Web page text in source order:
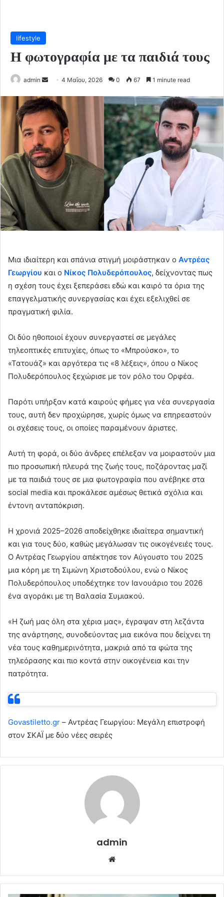
lifestyle
Η φωτογραφία με τα παιδιά τους
admin
Send
email
4 Μαΐου, 2026 0 67 1 minute read
Μια ιδιαίτερη και σπάνια στιγμή μοιράστηκαν ο Αντρέας
Γεωργίου και ο Νίκος Πολυδερόπουλος, δείχνοντας πως
η σχέση τους έχει ξεπεράσει εδώ και καιρό τα όρια της
επαγγελματικής συνεργασίας και έχει εξελιχθεί σε
πραγματική φιλία.
Οι δύο ηθοποιοί έχουν συνεργαστεί σε μεγάλες
τηλεοπτικές επιτυχίες, όπως το «Μπρούσκο», το
«Τατουάζ» και αργότερα τις «8 λέξεις», όπου ο Νίκος
Πολυδερόπουλος ξεχώρισε με τον ρόλο του Ορφέα.
Παρότι υπήρξαν κατά καιρούς φήμες για νέα συνεργασία
τους, αυτή δεν προχώρησε, χωρίς όμως να επηρεαστούν
οι σχέσεις τους, οι οποίες παραμένουν άριστες.
Αυτή τη φορά, οι δύο άνδρες επέλεξαν να μοιραστούν μια
πιο προσωπική πλευρά της ζωής τους, ποζάροντας μαζί
με τα παιδιά τους σε μια φωτογραφία που ανέβηκε στα
social media και προκάλεσε αμέσως θετικά σχόλια και
έντονη ανταπόκριση.
Η χρονιά 2025–2026 αποδείχθηκε ιδιαίτερα σημαντική
και για τους δύο, καθώς μεγάλωσαν τις οικογένειές τους.
Ο Αντρέας Γεωργίου απέκτησε τον Αύγουστο του 2025
μια κόρη με τη Σιμώνη Χριστοδούλου, ενώ ο Νίκος
Πολυδερόπουλος υποδέχτηκε τον Ιανουάριο του 2026
ένα αγοράκι με τη Βαλασία Συμιακού.
«Η ζωή μας όλη στα χέρια μας», έγραψαν στη λεζάντα
της ανάρτησης, συνοδεύοντας μια εικόνα που δείχνει τη
νέα τους καθημερινότητα, μακριά από τα φώτα της
τηλεόρασης και πιο κοντά στην οικογένεια και την
πατρότητα.
Govastiletto.gr – Αντρέας Γεωργίου: Μεγάλη επιστροφή
στον ΣΚΑΪ με δύο νέες σειρές
admin